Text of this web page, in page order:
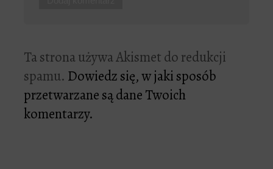
Ta strona używa Akismet do redukcji
spamu. Dowiedz się, w jaki sposób
przetwarzane są dane Twoich
komentarzy.